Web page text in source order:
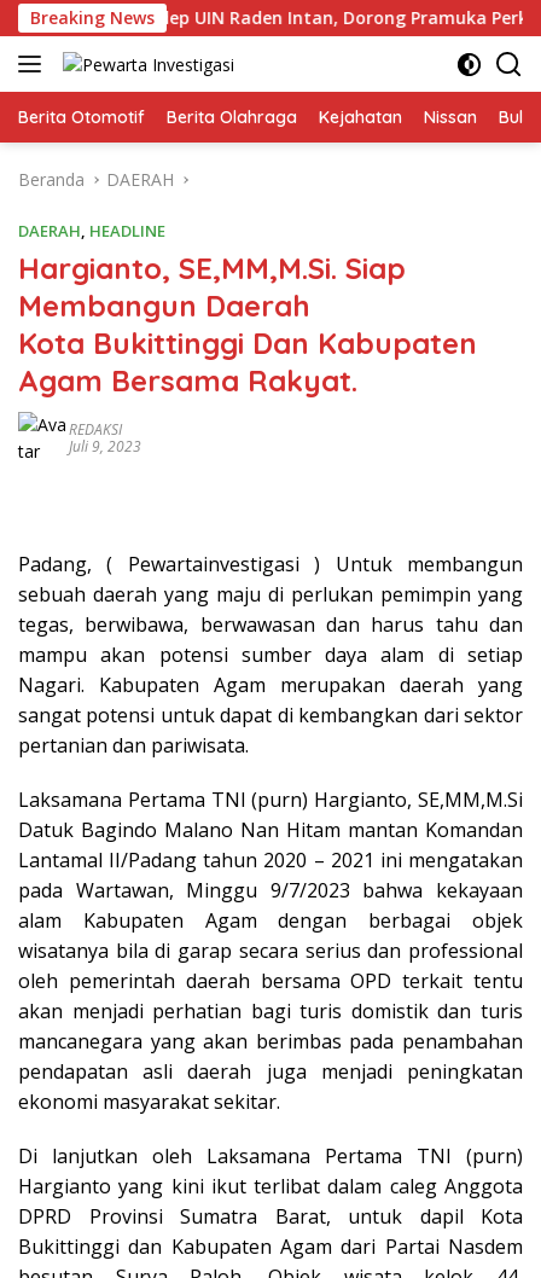
Langsung
ke
konten
Breaking News
Gudep UIN Raden Intan, Dorong Pramuka Perkuat
Berita Otomotif Berita Olahraga Kejahatan Nissan
Beranda DAERAH
DAERAH, HEADLINE
Hargianto, SE,MM,M.Si. Siap
Membangun Daerah
Kota Bukittinggi Dan Kabupaten
Agam Bersama Rakyat.
REDAKSI
Juli 9, 2023
Padang, ( Pewartainvestigasi ) Untuk membangun
sebuah daerah yang maju di perlukan pemimpin yang
tegas, berwibawa, berwawasan dan harus tahu dan
mampu akan potensi sumber daya alam di setiap
Nagari. Kabupaten Agam merupakan daerah yang
sangat potensi untuk dapat di kembangkan dari sektor
pertanian dan pariwisata.
Laksamana Pertama TNI (purn) Hargianto, SE,MM,M.Si
Datuk Bagindo Malano Nan Hitam mantan Komandan
Lantamal II/Padang tahun 2020 – 2021 ini mengatakan
pada Wartawan, Minggu 9/7/2023 bahwa kekayaan
alam Kabupaten Agam dengan berbagai objek
wisatanya bila di garap secara serius dan professional
oleh pemerintah daerah bersama OPD terkait tentu
akan menjadi perhatian bagi turis domistik dan turis
mancanegara yang akan berimbas pada penambahan
pendapatan asli daerah juga menjadi peningkatan
ekonomi masyarakat sekitar.
Di lanjutkan oleh Laksamana Pertama TNI (purn)
Hargianto yang kini ikut terlibat dalam caleg Anggota
DPRD Provinsi Sumatra Barat, untuk dapil Kota
Bukittinggi dan Kabupaten Agam dari Partai Nasdem